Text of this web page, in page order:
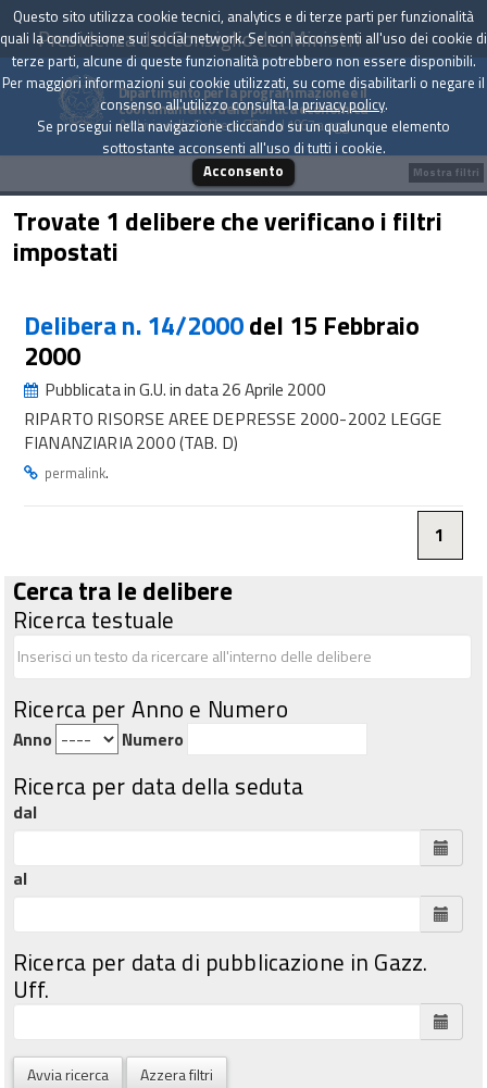
Presidenza del Consiglio dei Ministri
Dipartimento per la programmazione e il
coordinamento della politica economica
Archivio delle Delibere CIPE dal 1967 a oggi
Trovate 1 delibere che verificano i filtri
impostati
Delibera n. 14/2000del 15 Febbraio
2000
Pubblicata in G.U. in data 26 Aprile 2000
RIPARTO RISORSE AREE DEPRESSE 2000-2002 LEGGE
FIANANZIARIA 2000 (TAB. D)
permalink.
1
Cerca tra le delibere
Ricerca testuale
Ricerca per Anno e Numero
Anno Numero
Ricerca per data della seduta
dal
al
Ricerca per data di pubblicazione in Gazz.
Uff.
Avvia ricerca Azzera filtri
Mostra filtri
Questo sito utilizza cookie tecnici, analytics e di terze parti per funzionalità
quali la condivisione sui social network. Se non acconsenti all'uso dei cookie di
terze parti, alcune di queste funzionalità potrebbero non essere disponibili.
Per maggiori informazioni sui cookie utilizzati, su come disabilitarli o negare il
consenso all'utilizzo consulta laprivacy policy.
Se prosegui nella navigazione cliccando su un qualunque elemento
sottostante acconsenti all'uso di tutti i cookie.
Acconsento